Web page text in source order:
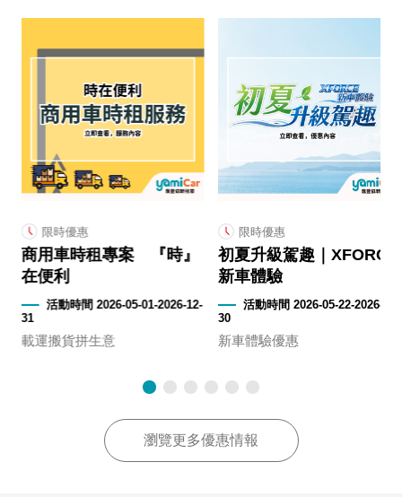
限時優惠
商用車時租專案 『時』
在便利
活動時間 2026-05-01-2026-12-
31
載運搬貨拼生意
限時優惠
初夏升級駕趣｜XFORCE
新車體驗
活動時間 2026-05-22-2026-09-
30
新車體驗優惠
瀏覽更多優惠情報